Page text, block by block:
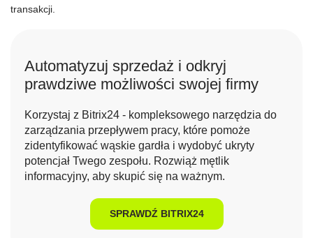
transakcji.
Automatyzuj sprzedaż i odkryj
prawdziwe możliwości swojej firmy
Korzystaj z Bitrix24 - kompleksowego narzędzia do
zarządzania przepływem pracy, które pomoże
zidentyfikować wąskie gardła i wydobyć ukryty
potencjał Twego zespołu. Rozwiąż mętlik
informacyjny, aby skupić się na ważnym.
SPRAWDŹ BITRIX24